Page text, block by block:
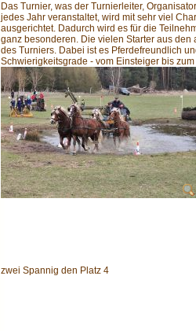
Das Turnier, was der Turnierleiter,
jedes Jahr veranstaltet, wird mit sehr viel
ausgerichtet. Dadurch wird es für die
ganz besonderen. Die vielen Starter aus
des Turniers. Dabei ist es Pferdefreundlich
Schwierigkeitsgrade - vom Einsteiger bis
zwei Spannig den Platz 4